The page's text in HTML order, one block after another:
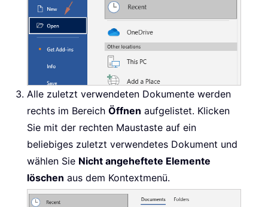
Alle zuletzt verwendeten Dokumente werden
rechts im Bereich Öffnen aufgelistet. Klicken
Sie mit der rechten Maustaste auf ein
beliebiges zuletzt verwendetes Dokument und
wählen Sie Nicht angeheftete Elemente
löschen aus dem Kontextmenü.